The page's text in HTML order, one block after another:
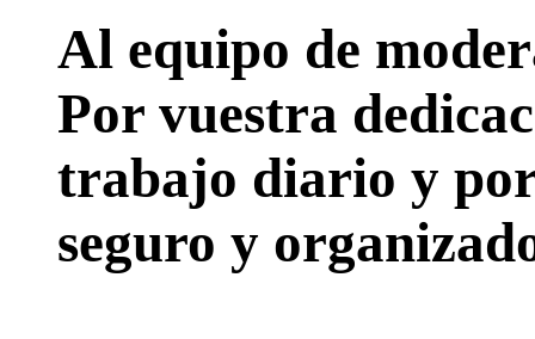
Al equipo de
Por vuestra
trabajo diario y por
seguro y